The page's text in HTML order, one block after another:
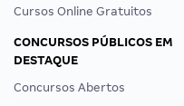
Cursos Online Gratuitos
CONCURSOS PÚBLICOS EM
DESTAQUE
Concursos Abertos